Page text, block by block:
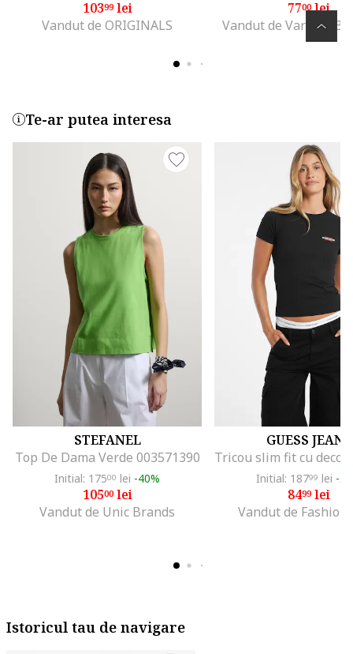
10399lei
Vandut de ORIGINALS
7700lei
Vandut de Various
Te-ar putea interesa
STEFANEL
Top De Dama Verde 003571390
Initial: 17500 lei -40%
10500lei
Vandut de Unic Brands
GUESS JEANS
Initial: 18799 lei -
8499lei
Vandut de Fashion
Istoricul tau de navigare